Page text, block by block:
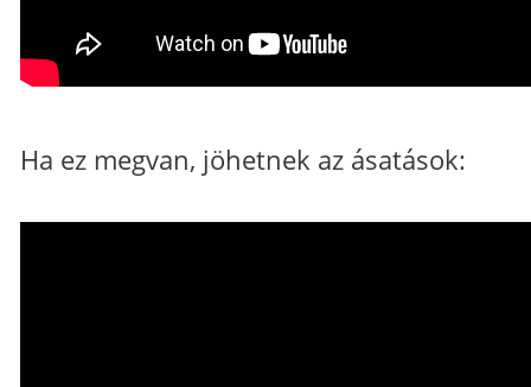
Ha ez megvan, jöhetnek az ásatások: